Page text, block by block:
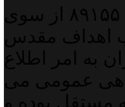
پایگاه خبری خبربین آنلاین به شماره ثبت ۸۹۱۵۵ از سوی
اهداف مقدس
به امر اطلاع
عمومی می
مستقل بوده و